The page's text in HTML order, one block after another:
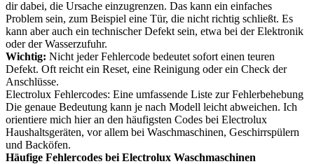
dir dabei, die Ursache einzugrenzen. Das kann ein einfaches
Problem sein, zum Beispiel eine Tür, die nicht richtig schließt. Es
kann aber auch ein technischer Defekt sein, etwa bei der Elektronik
oder der Wasserzufuhr.
Wichtig: Nicht jeder Fehlercode bedeutet sofort einen teuren
Defekt. Oft reicht ein Reset, eine Reinigung oder ein Check der
Anschlüsse.
Electrolux Fehlercodes: Eine umfassende Liste zur Fehlerbehebung
Die genaue Bedeutung kann je nach Modell leicht abweichen. Ich
orientiere mich hier an den häufigsten Codes bei Electrolux
Haushaltsgeräten, vor allem bei Waschmaschinen, Geschirrspülern
und Backöfen.
Häufige Fehlercodes bei Electrolux Waschmaschinen